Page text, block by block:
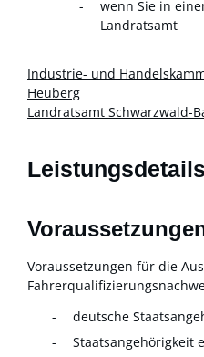
wenn Sie in
Landratsamt
Industrie- und
Heuberg
Landratsamt Schwarzwald-
Leistungsdetails
Voraussetzungen für die
deutsche
Staatsangehörigkeit